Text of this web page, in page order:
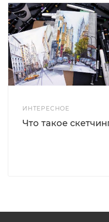
ИНТЕРЕСНОЕ
Что такое